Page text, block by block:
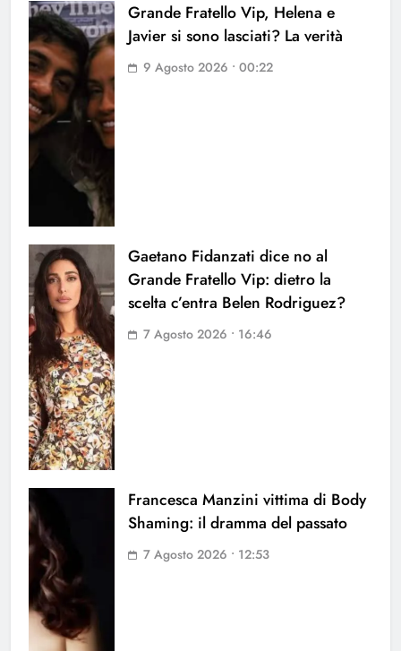
Grande Fratello Vip, Helena e
Javier si sono lasciati? La verità
9 Agosto 2026 • 00:22
Gaetano Fidanzati dice no al
Grande Fratello Vip: dietro la
scelta c’entra Belen Rodriguez?
7 Agosto 2026 • 16:46
Francesca Manzini vittima di Body
Shaming: il dramma del passato
7 Agosto 2026 • 12:53